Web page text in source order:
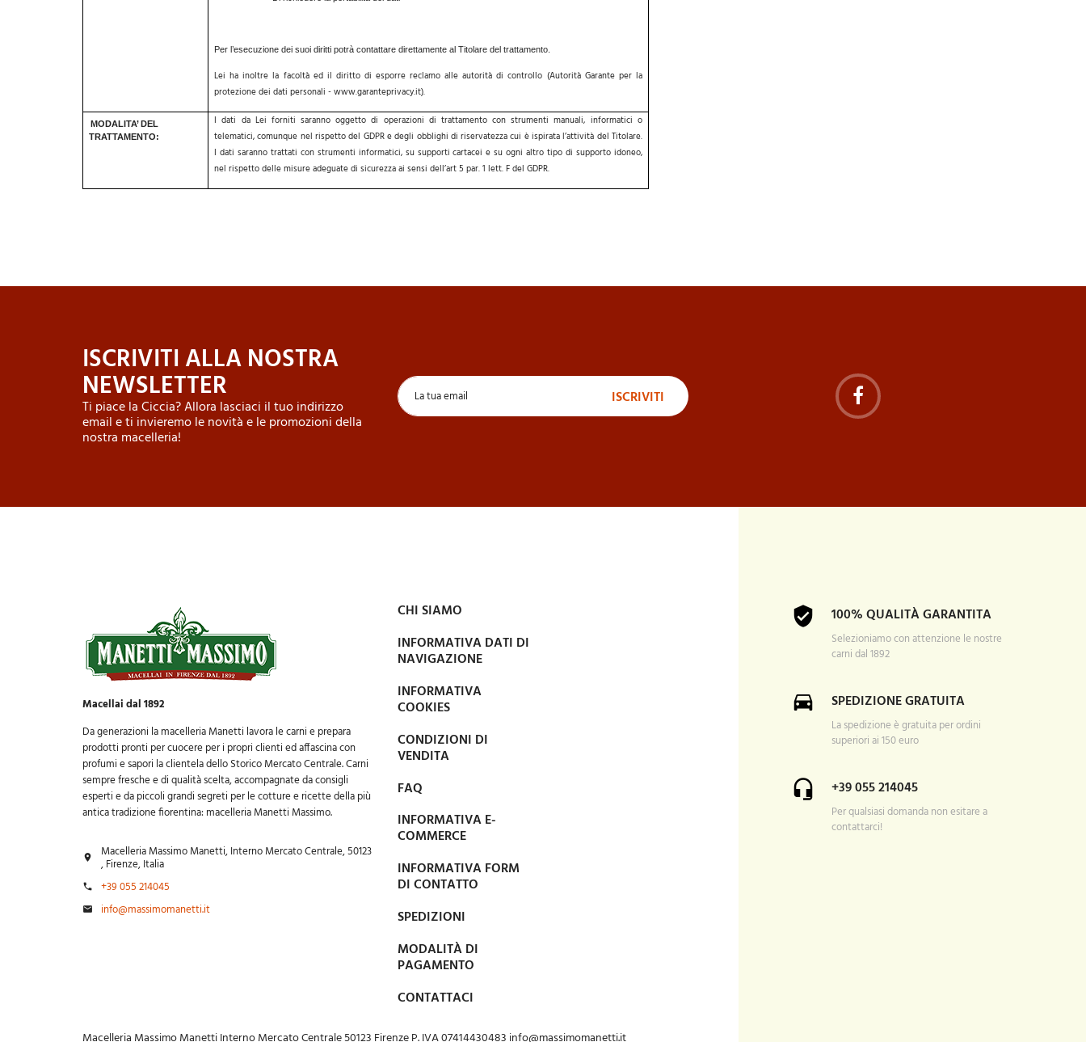
Per l’esecuzione dei suoi diritti potrà contattare direttamente al Titolare del trattamento.
Lei ha inoltre la facoltà ed il diritto di esporre reclamo alle autorità di controllo (Autorità Garante per la
protezione dei dati personali -www.garanteprivacy.it).
MODALITA’ DEL
TRATTAMENTO:
I dati da Lei forniti saranno oggetto di operazioni di trattamento con strumenti manuali, informatici o
telematici, comunque nel rispetto del GDPR e degli obblighi di riservatezza cui è ispirata l’attività del Titolare.
I dati saranno trattati con strumenti informatici, su supporti cartacei e su ogni altro tipo di supporto idoneo,
nel rispetto delle misure adeguate di sicurezza ai sensi dell’art 5 par. 1 lett. F del GDPR.
ISCRIVITI ALLA NOSTRA
NEWSLETTER
Ti piace la Ciccia? Allora lasciaci il tuo indirizzo
email e ti invieremo le novità e le promozioni della
nostra macelleria!
Macellai dal 1892
Da generazioni la macelleria Manetti lavora le carni e prepara
prodotti pronti per cuocere per i propri clienti ed affascina con
profumi e sapori la clientela dello Storico Mercato Centrale. Carni
sempre fresche e di qualità scelta, accompagnate da consigli
esperti e da piccoli grandi segreti per le cotture e ricette della più
antica tradizione fiorentina: macelleria Manetti Massimo.
Macelleria Massimo Manetti, Interno Mercato Centrale, 50123
, Firenze, Italia
+39 055 214045
info@massimomanetti.it
CHI SIAMO
INFORMATIVA DATI DI
NAVIGAZIONE
INFORMATIVA
COOKIES
CONDIZIONI DI
VENDITA
FAQ
INFORMATIVA E-
COMMERCE
INFORMATIVA FORM
DI CONTATTO
SPEDIZIONI
MODALITÀ DI
PAGAMENTO
CONTATTACI
100% QUALITÀ GARANTITA
Selezioniamo con attenzione le nostre
carni dal 1892
SPEDIZIONE GRATUITA
La spedizione è gratuita per ordini
superiori ai 150 euro
+39 055 214045
Per qualsiasi domanda non esitare a
contattarci!